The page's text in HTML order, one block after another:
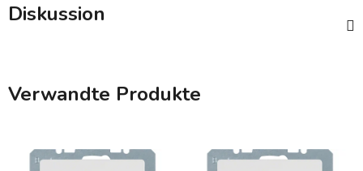
Diskussion
Verwandte Produkte